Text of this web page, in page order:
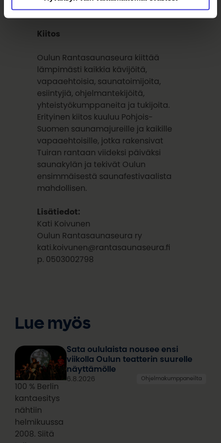
puheenjohtaja.
Kiitos
Oulun Rantasaunaseura kiittää
lämpimästi kaikkia kävijöitä,
vapaaehtoisia, saunatoimijoita,
esiintyjiä, ohjelmantekijöitä,
yhteistyökumppaneita ja tukijoita.
Erityinen kiitos kuuluu Pohjois-
Suomen saunamajureille ja kaikille
vapaaehtoisille, jotka rakensivat
Tuiran rantaan viideksi päiväksi
saunakylän ja tekivät Oulun
ensimmäisestä saunafestivaalista
mahdollisen.
Lisätiedot:
Kati Koivunen
Oulun Rantasaunaseura ry
kati.koivunen@rantasaunaseura.fi
p. 0503002798
Lue myös
100 % Berlin
kantaesitys
nähtiin
helmikuussa
2008. Siitä
Sata oululaista nousee ensi
viikolla Oulun teatterin suurelle
näyttämölle
6.8.2026 Ohjelmakumppaneilta